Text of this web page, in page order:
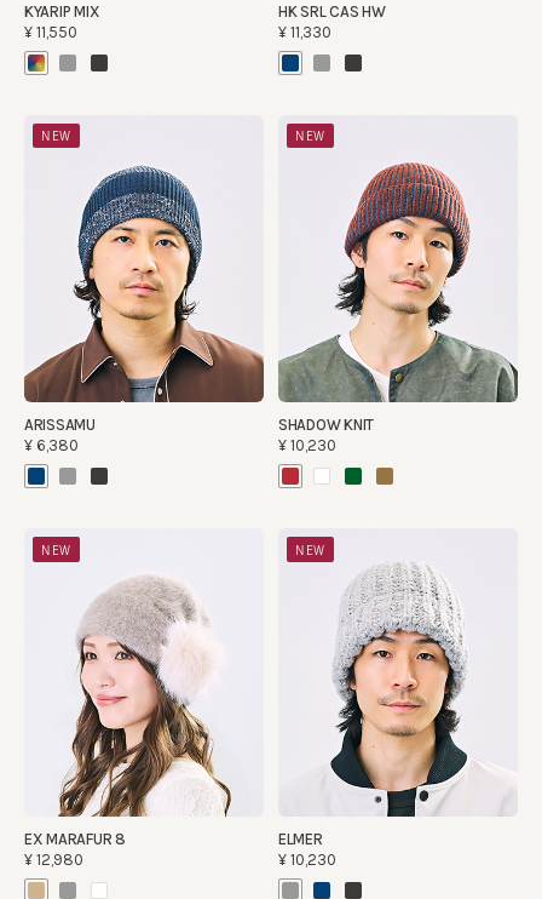
KYARIP MIX
¥11,550
HK SRL CAS HW
¥11,330
NEW
ARISSAMU
¥6,380
NEW
SHADOW KNIT
¥10,230
NEW
EX MARAFUR 8
¥12,980
NEW
ELMER
¥10,230